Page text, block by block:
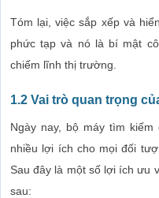
Tóm lại, việc sắp xếp và
phức tạp và nó là bí mật
chiếm lĩnh thị trường.
1.2 Vai trò quan trọng
Ngày nay, bộ máy tìm
nhiều lợi ích cho mọi đối
Sau đây là một số lợi ích ưu
sau: